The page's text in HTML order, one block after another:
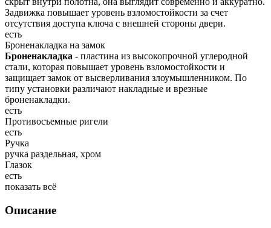
Задвижка повышает уровень взломостойкости за счет
отсутствия доступа ключа с внешней стороны двери.
есть
Броненакладка на замок
Броненакладка - пластина из высокопрочной углеродной
стали, которая повышает уровень взломостойкости и
защищает замок от высверливания злоумышленником. По
типу установки различают накладные и врезные
броненакладки.
есть
Противосъемные ригели
есть
Ручка
ручка раздельная, хром
Глазок
есть
показать всё
Описание